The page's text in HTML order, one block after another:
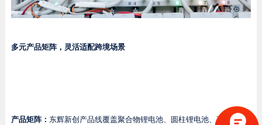
多元产品矩阵，灵活适配跨境场景
产品矩阵： 东辉新创产品线覆盖聚合物锂电池、圆柱锂电池、高倍率电